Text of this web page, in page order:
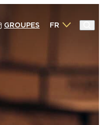
GROUPES FR